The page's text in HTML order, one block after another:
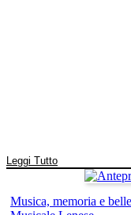
Leggi Tutto
Musica, memoria e